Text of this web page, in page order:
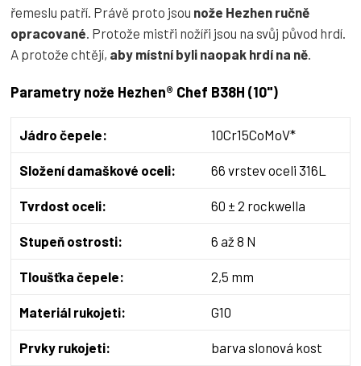
řemeslu patří. Právě proto jsou nože Hezhen ručně
opracované. Protože mistři nožíři jsou na svůj původ hrdí.
A protože chtějí, aby místní byli naopak hrdí na ně.
Parametry nože Hezhen® Chef B38H (10")
Jádro čepele: 10Cr15CoMoV*
Složení damaškové oceli: 66 vrstev oceli 316L
Tvrdost oceli: 60 ± 2 rockwella
Stupeň ostrosti: 6 až 8 N
Tloušťka čepele: 2,5 mm
Materiál rukojeti: G10
Prvky rukojeti: barva slonová kost